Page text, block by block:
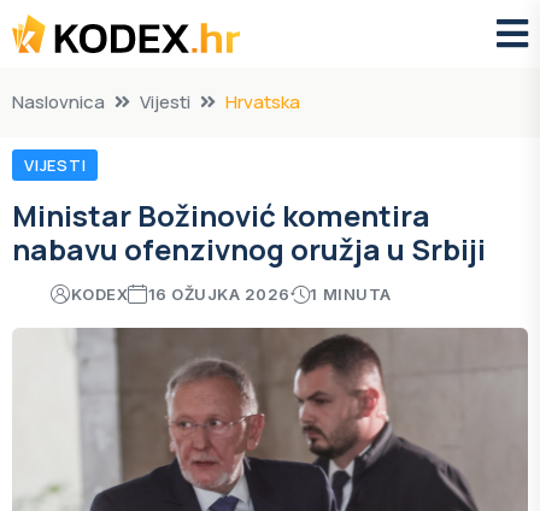
Naslovnica Vijesti Hrvatska
VIJESTI
Ministar Božinović komentira
nabavu ofenzivnog oružja u Srbiji
KODEX 16 OŽUJKA 2026 1 MINUTA